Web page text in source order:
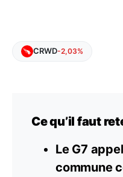
CRWD-2,03%
Ce qu’il faut
Le G7
commune